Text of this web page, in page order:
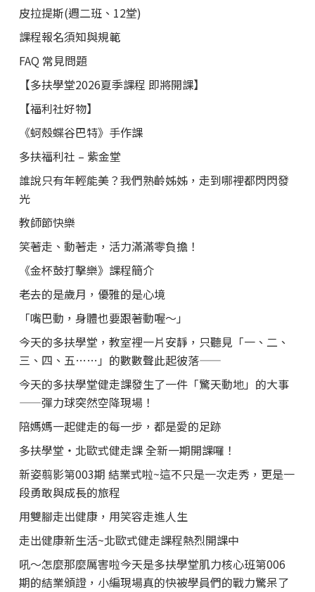
皮拉提斯(週二班、12堂)
課程報名須知與規範
FAQ 常見問題
【多扶學堂2026夏季課程 即將開課】
【福利社好物】
《蚵殼蝶谷巴特》手作課
多扶福利社 – 紫金堂
誰說只有年輕能美？我們熟齡姊姊，走到哪裡都閃閃發
光
教師節快樂
笑著走、動著走，活力滿滿零負擔！
《金杯鼓打擊樂》課程簡介
老去的是歲月，優雅的是心境
「嘴巴動，身體也要跟著動喔～」
今天的多扶學堂，教室裡一片安靜，只聽見「一、二、
三、四、五……」的數數聲此起彼落——
今天的多扶學堂健走課發生了一件「驚天動地」的大事
——彈力球突然空降現場！
陪媽媽一起健走的每一步，都是愛的足跡
多扶學堂・北歐式健走課 全新一期開課囉！
新姿翦影第003期 結業式啦~這不只是一次走秀，更是一
段勇敢與成長的旅程
用雙腳走出健康，用笑容走進人生
走出健康新生活~北歐式健走課程熱烈開課中
吼～怎麼那麼厲害啦今天是多扶學堂肌力核心班第006
期的結業頒證，小編現場真的快被學員們的戰力驚呆了